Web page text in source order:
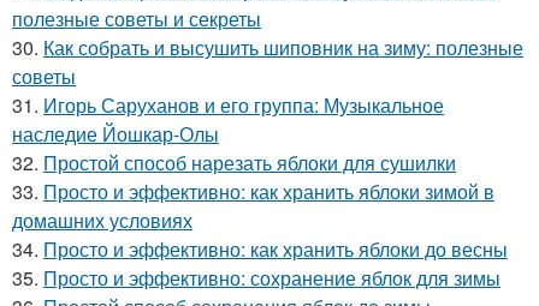
полезные советы и секреты
30. Как собрать и высушить шиповник на зиму: полезные
советы
31. Игорь Саруханов и его группа: Музыкальное
наследие Йошкар-Олы
32. Простой способ нарезать яблоки для сушилки
33. Просто и эффективно: как хранить яблоки зимой в
домашних условиях
34. Просто и эффективно: как хранить яблоки до весны
35. Просто и эффективно: сохранение яблок для зимы